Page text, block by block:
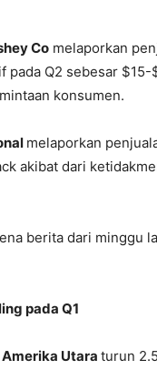
Co melaporkan
pada Q2 sebesar
konsumen.
melaporkan
akibat dari
berita dari minggu
pada Q1
Amerika Utara turun